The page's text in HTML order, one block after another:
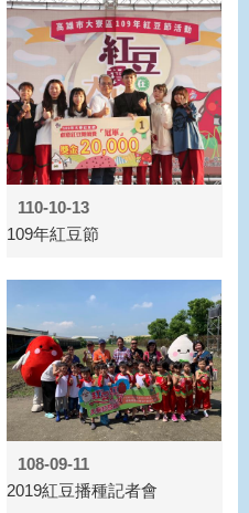
110-10-13
109年紅豆節
108-09-11
2019紅豆播種記者會